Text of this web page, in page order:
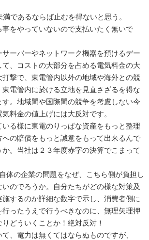
であるならば止むを得ないと思う。
をやっていないので支払いたく無いで
サーバーやネットワーク機器を預けるデー
て、コストの大部分を占める電気料金の大
撃で、東電管内以外の地域や海外との競
電管内に於ける立地を見直さざるを得な
す。地域間や国際間の競争を考慮しない今
料金の値上げには大反対です。
いる様に東電のりっぱな資産をもっと整理
への賠償をもっと誠意をもって出来るんで
か。当社は２３年度赤字の決算でこまって
体の企業の問題をなぜ、こちら側が負担し
のでろうか。自分たちがどの様な対策及
するのか詳細な数字で示し、消費者側に
行ったうえで行うべきなのに、無理矢理押
りどういくことか！絶対反対！
、電力は無くてはならぬものですが、